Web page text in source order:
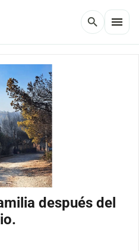
search menu
después del